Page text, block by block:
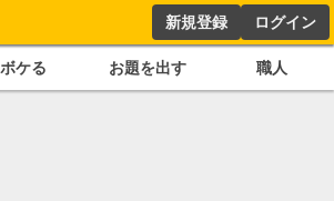
新規登録 ログイン
ボケる お題を出す 職人